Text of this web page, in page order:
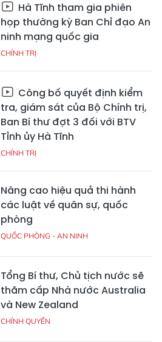
Hà Tĩnh tham gia phiên
họp thường kỳ Ban Chỉ đạo An
ninh mạng quốc gia
CHÍNH TRỊ
Công bố quyết định kiểm
tra, giám sát của Bộ Chính trị,
Ban Bí thư đợt 3 đối với BTV
Tỉnh ủy Hà Tĩnh
CHÍNH TRỊ
Nâng cao hiệu quả thi hành
các luật về quân sự, quốc
phòng
QUỐC PHÒNG - AN NINH
Tổng Bí thư, Chủ tịch nước sẽ
thăm cấp Nhà nước Australia
và New Zealand
CHÍNH QUYỀN